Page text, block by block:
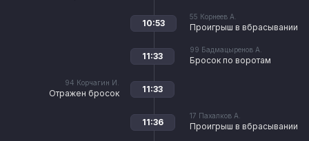
55 Корнеев А.
Проигрыш в вбрасывании
10:53
99 Бадмацыренов А.
Бросок по воротам
11:33
94 Корчагин И.
Отражен бросок 11:33
17 Пахалков А.
Проигрыш в вбрасывании
11:36